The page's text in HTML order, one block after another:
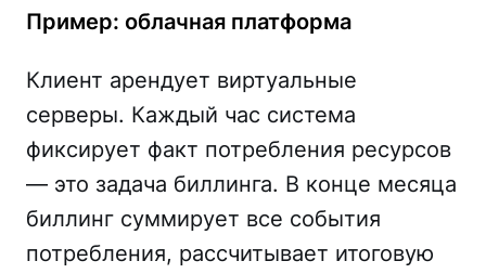
Пример: облачная платформа
Клиент арендует виртуальные
серверы. Каждый час система
фиксирует факт потребления ресурсов
— это задача биллинга. В конце месяца
биллинг суммирует все события
потребления, рассчитывает итоговую